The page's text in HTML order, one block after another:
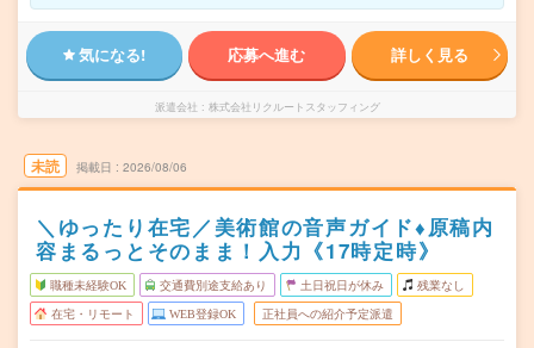
気になる! 応募へ進む 詳しく見る
派遣会社 株式会社リクルートスタッフィング
未読 掲載日 2026/08/06
＼ゆったり在宅／美術館の音声ガイド♦原稿内
容まるっとそのまま！入力《17時定時》
職種未経験OK 交通費別途支給あり 土日祝日が休み 残業なし
在宅・リモート WEB登録OK 正社員への紹介予定派遣